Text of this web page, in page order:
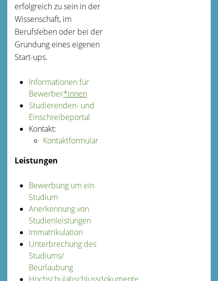
erfolgreich zu sein in der
Wissenschaft, im
Berufsleben oder bei der
Gründung eines eigenen
Start-ups.
Informationen für
Bewerber*innen
Studierenden- und
Einschreibeportal
Kontakt:
Kontaktformular
Leistungen
Bewerbung um ein
Studium
Anerkennung von
Studienleistungen
Immatrikulation
Unterbrechung des
Studiums/
Beurlaubung